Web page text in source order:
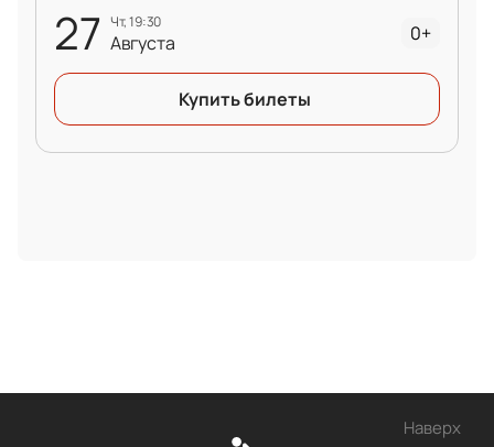
27 чт, 19:30
Августа 0+
Купить билеты
Наверх